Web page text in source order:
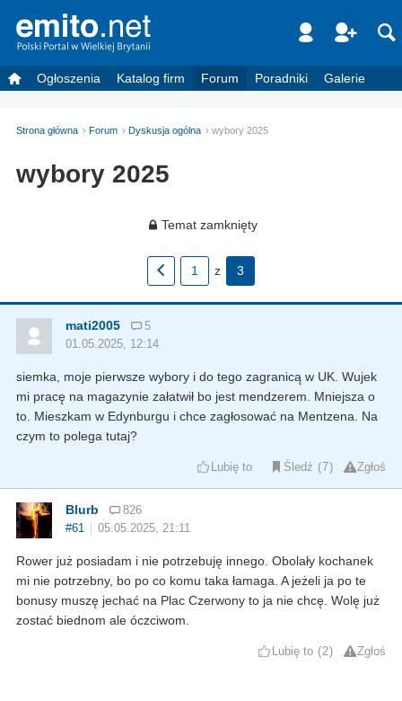
Ogłoszenia Katalog firm Forum Poradniki Galerie
Strona główna Forum Dyskusja ogólna wybory 2025
wybory 2025
Temat zamknięty
1 z 3
mati2005
5
01.05.2025, 12:14
siemka, moje pierwsze wybory i do tego zagranicą w UK. Wujek
mi pracę na magazynie załatwił bo jest mendzerem. Mniejsza o
to. Mieszkam w Edynburgu i chce zagłosować na Mentzena. Na
czym to polega tutaj?
Lubię to Śledź 7 Zgłoś
Blurb
826
#61
05.05.2025, 21:11
Rower już posiadam i nie potrzebuję innego. Obolały kochanek
mi nie potrzebny, bo po co komu taka łamaga. A jeżeli ja po te
bonusy muszę jechać na Plac Czerwony to ja nie chcę. Wolę już
zostać biednom ale óczciwom.
Lubię to 2 Zgłoś